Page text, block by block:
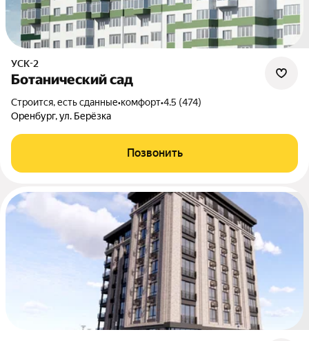
УСК-2
Ботанический сад
Строится, есть сданные•комфорт•4.5 (474)
Оренбург, ул. Берёзка
Позвонить